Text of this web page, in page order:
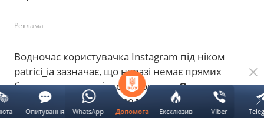
Реклама
Водночас користувачка Instagram під ніком
patrici_ia зазначає, що наразі немає прямих
беззаперечних свідчень того, щоОлександр
Мартиненко
безпосередньо перебував на
Допомога Ексклюзив Viber
Опитування WhatsApp